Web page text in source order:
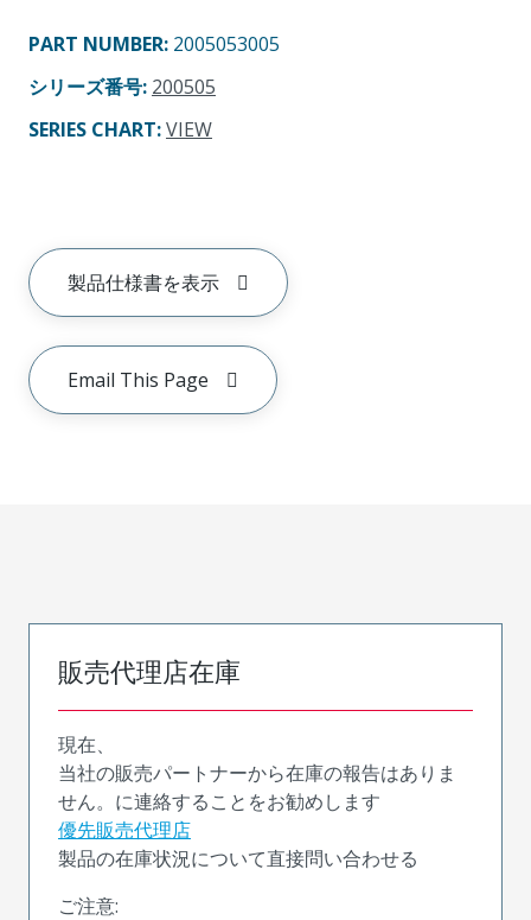
PART NUMBER: 2005053005
シリーズ番号: 200505
SERIES CHART:VIEW
製品仕様書を表示
Email This Page
販売代理店在庫
現在、
当社の販売パートナーから在庫の報告はありま
せん。に連絡することをお勧めします
優先販売代理店
製品の在庫状況について直接問い合わせる
ご注意: